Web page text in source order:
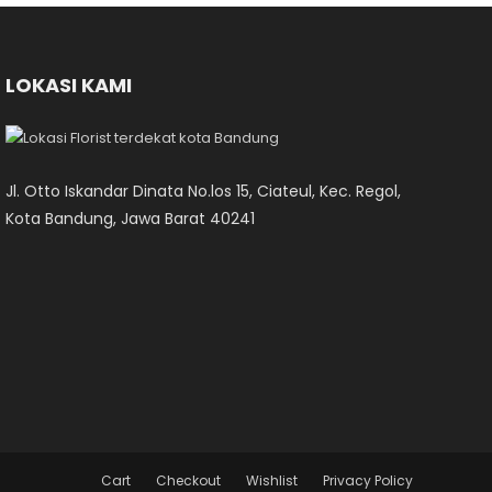
LOKASI KAMI
Jl. Otto Iskandar Dinata No.los 15, Ciateul, Kec. Regol,
Kota Bandung, Jawa Barat 40241
Cart Checkout Wishlist Privacy Policy